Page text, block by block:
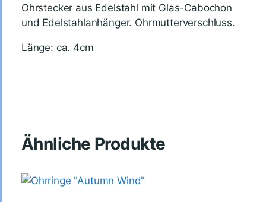
Ohrstecker aus Edelstahl mit Glas-Cabochon
und Edelstahlanhänger. Ohrmutterverschluss.
Länge: ca. 4cm
Ähnliche Produkte